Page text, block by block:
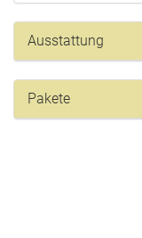
Ausstattung
Pakete